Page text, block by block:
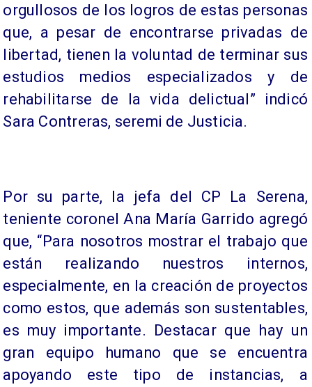
orgullosos de los logros de estas personas
que, a pesar de encontrarse privadas de
libertad, tienen la voluntad de terminar sus
estudios medios especializados y de
rehabilitarse de la vida delictual” indicó
Sara Contreras, seremi de Justicia.
Por su parte, la jefa del CP La Serena,
teniente coronel Ana María Garrido agregó
que, “Para nosotros mostrar el trabajo que
están realizando nuestros internos,
especialmente, en la creación de proyectos
como estos, que además son sustentables,
es muy importante. Destacar que hay un
gran equipo humano que se encuentra
apoyando este tipo de instancias, a